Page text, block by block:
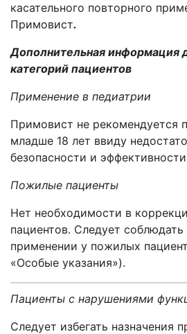
касательного повторного
Примовист.
Дополнительная информация
категорий пациентов
Применение в педиатрии
Примовист не рекомендуется
младше 18 лет ввиду
безопасности и
Пожилые пациенты
Нет необходимости в
пациентов. Следует
применении у пожилых
«Особые указания»).
Пациенты с нарушениями
Следует избегать назначения